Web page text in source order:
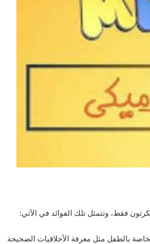
فقط، وتتمثل تلك الفوائد في الآتي:
بالطفل مثل معرفة الأخلاقيات الصحيحة